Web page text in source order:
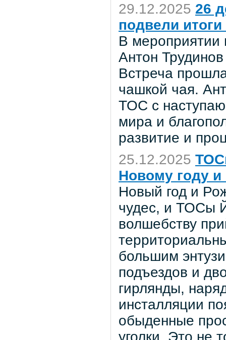
29.12.2025 26
подвели
В мероприятии
Антон
Встреча
чашкой чая.
ТОС с
мира и
развитие и
25.12.2025
Новому году и
Новый год и
чудес, и ТОСы
волшебству
большим
подъездов и
гирлянды,
инсталляции
обыденные
уголки. Это не